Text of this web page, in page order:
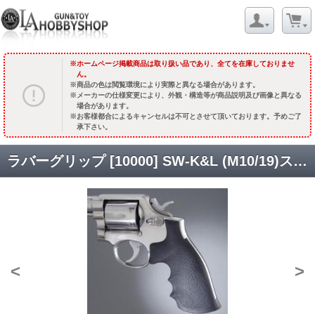
ホームページ掲載商品は取り扱い品であり、全てを在庫しておりませ
ん。
商品の色は閲覧環境により実際と異なる場合があります。
メーカーの仕様変更により、外観・構造等が商品説明及び画像と異なる
場合があります。
お客様都合によるキャンセルは不可とさせて頂いております。予めご了
承下さい。
ラバーグリップ [10000] SW-K&L (M10/19)スクエアバット [取寄]
< >